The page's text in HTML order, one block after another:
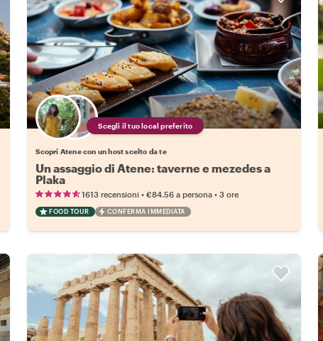
Scegli il tuo local preferito
Scopri Atene con un host scelto da te
Un assaggio di Atene: taverne e mezedes a
Plaka
1613 recensioni •€84.56 a persona •3 ore
FOOD TOUR CONFERMA IMMEDIATA